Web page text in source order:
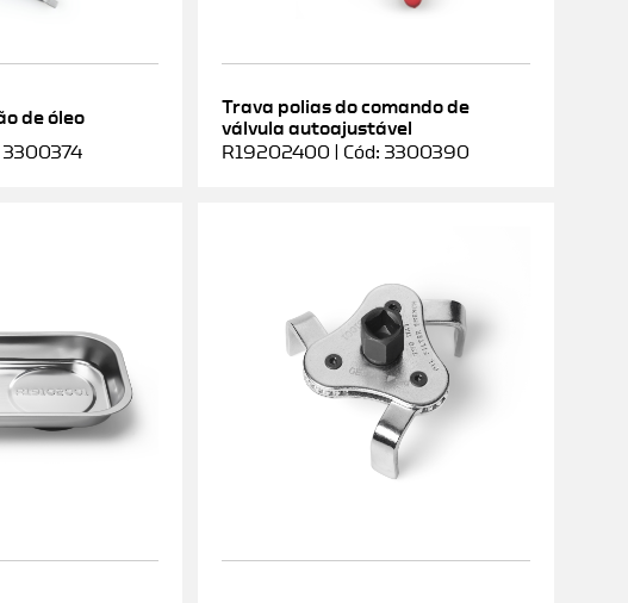
de óleo
3300374
Trava polias do comando de
válvula autoajustável
R19202400 | Cód: 3300390